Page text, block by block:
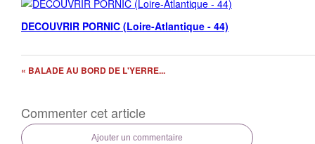
DECOUVRIR PORNIC (Loire-Atlantique - 44)
« BALADE AU BORD DE L'YERRE...
Commenter cet article
Ajouter un commentaire